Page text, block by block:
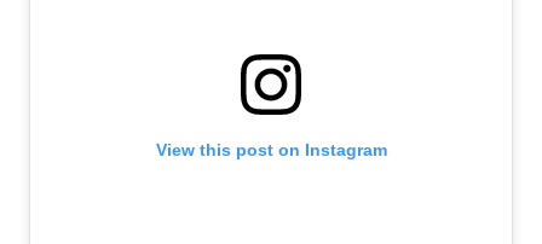
View this post on Instagram